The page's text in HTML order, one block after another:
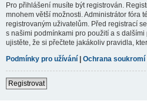
Pro přihlášení musíte být registrován.
mnohem větší možnosti. Administrátor fóra
registrovaným uživatelům. Před registrací
s našimi podmínkami pro použití a s
ujistěte, že si přečtete jakákoliv pravidla,
Podmínky pro užívání | Ochrana soukromí
Registrovat